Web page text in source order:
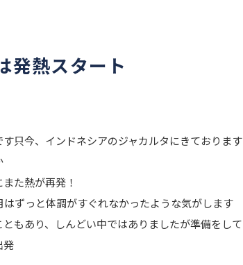
発熱スタート
只今、インドネシアのジャカルタにきております
た熱が再発！
はずっと体調がすぐれなかったような気がします
もあり、しんどい中ではありましたが準備をして
発